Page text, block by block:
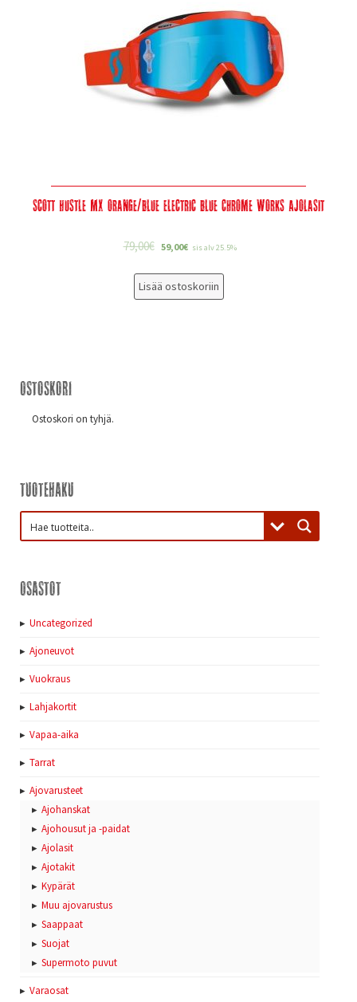
Scott Hustle MX orange/blue electric blue chrome works Ajolasit
79,00€ 59,00€ sis alv 25.5%
Lisää ostoskoriin
Ostoskori
Ostoskori on tyhjä.
Tuotehaku
Osastot
Uncategorized
Ajoneuvot
Vuokraus
Lahjakortit
Vapaa-aika
Tarrat
Ajovarusteet
Ajohanskat
Ajohousut ja -paidat
Ajolasit
Ajotakit
Kypärät
Muu ajovarustus
Saappaat
Suojat
Supermoto puvut
Varaosat